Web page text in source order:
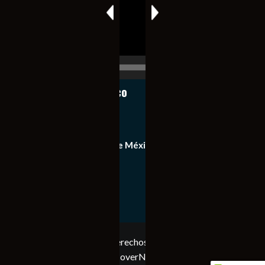
Notiexpress de México
Equipo de Notiexpress de México
Copyright © Todos los derechos reservados. Notiexpress
CoverNews